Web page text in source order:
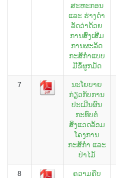
ສະຫະກອນ
ແລະ ຮ່າງດໍາ
ລັດວ່າດ້ວຍ
ການສົ່ງເສີມ
ການຜະລິດ
ກະສິກຳແບບ
ມີຂໍ້ຜູກມັດ
7
ນະໂຍບາຍ
ກ່ຽວກັບການ
ປະເມີນຜົນ
ກະທົບຕໍ່
ສິ່ງແວດລ້ອມ
ໂຄງການ
ກະສິກຳ ແລະ
ປ່າໄມ້
8
ຄວາມຄືບ